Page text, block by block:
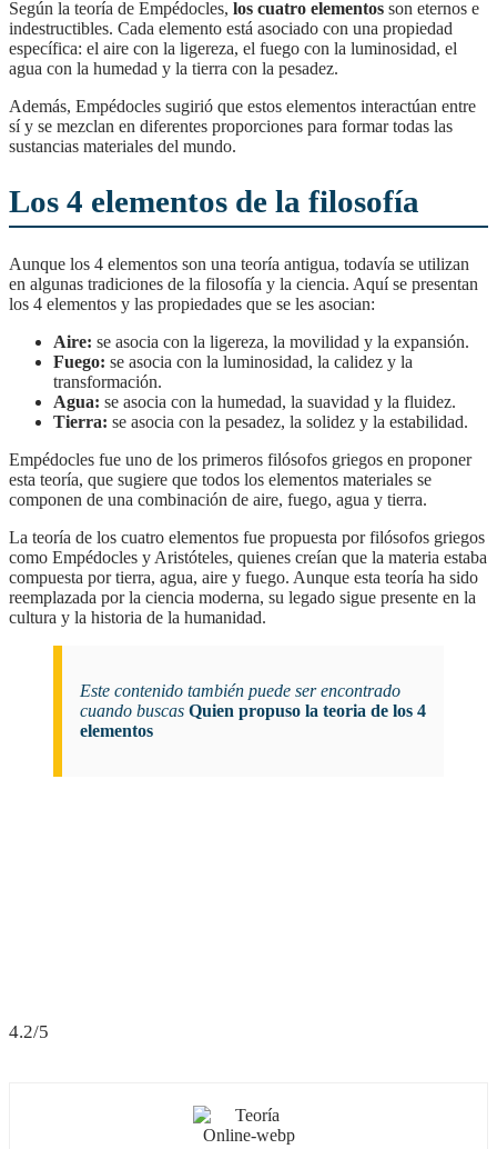
Según la teoría de Empédocles, los cuatro elementos son eternos e
indestructibles. Cada elemento está asociado con una propiedad
específica: el aire con la ligereza, el fuego con la luminosidad, el
agua con la humedad y la tierra con la pesadez.
Además, Empédocles sugirió que estos elementos interactúan entre
sí y se mezclan en diferentes proporciones para formar todas las
sustancias materiales del mundo.
Los 4 elementos de la filosofía
Aunque los 4 elementos son una teoría antigua, todavía se utilizan
en algunas tradiciones de la filosofía y la ciencia. Aquí se presentan
los 4 elementos y las propiedades que se les asocian:
Aire: se asocia con la ligereza, la movilidad y la expansión.
Fuego: se asocia con la luminosidad, la calidez y la
transformación.
Agua: se asocia con la humedad, la suavidad y la fluidez.
Tierra: se asocia con la pesadez, la solidez y la estabilidad.
Empédocles fue uno de los primeros filósofos griegos en proponer
esta teoría, que sugiere que todos los elementos materiales se
componen de una combinación de aire, fuego, agua y tierra.
la teoría de los cuatro elementos fue propuesta por filósofos griegos
como Empédocles y Aristóteles, quienes creían que la materia estaba
compuesta por tierra, agua, aire y fuego. Aunque esta teoría ha sido
reemplazada por la ciencia moderna, su legado sigue presente en la
cultura y la historia de la humanidad.
Este contenido también puede ser encontrado
cuando buscas Quien propuso la teoria de los 4
elementos
4.2/5